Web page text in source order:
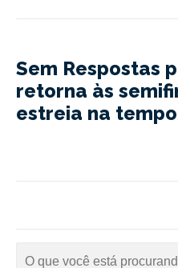
Sem Respostas
retorna às
estreia na